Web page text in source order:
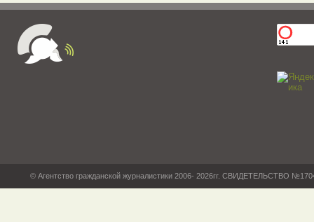
© Агентство гражданской журналистики 2006- 2026гг. СВИДЕТЕЛЬСТВО